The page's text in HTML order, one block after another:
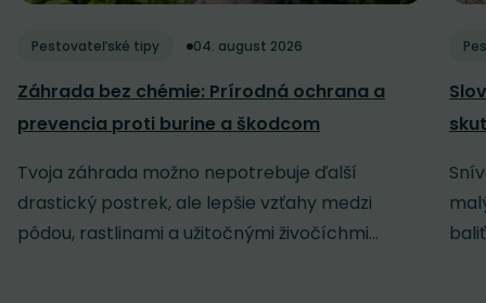
Pestovateľské tipy 04. august 2026
Záhrada bez chémie: Prírodná ochrana a
prevencia proti burine a škodcom
Tvoja záhrada možno nepotrebuje ďalší
drastický postrek, ale lepšie vzťahy medzi
pôdou, rastlinami a užitočnými živočíchmi...